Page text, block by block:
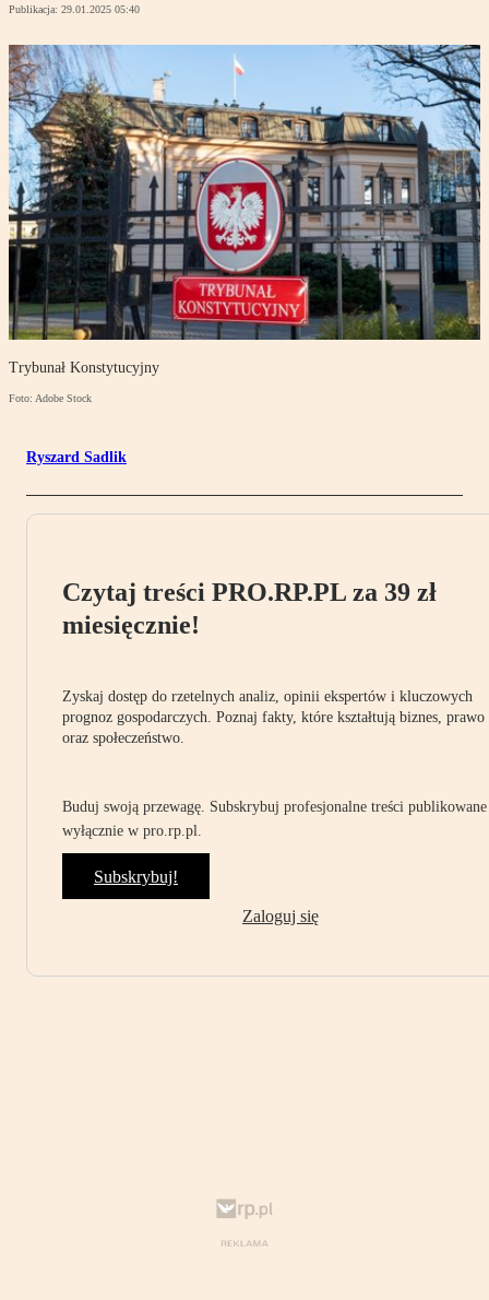
Publikacja: 29.01.2025 05:40
Trybunał Konstytucyjny
Foto: Adobe Stock
Ryszard Sadlik
Czytaj treści PRO.RP.PL za 39 zł
miesięcznie!
Zyskaj dostęp do rzetelnych analiz, opinii ekspertów i kluczowych
prognoz gospodarczych. Poznaj fakty, które kształtują biznes, prawo
oraz społeczeństwo.
Buduj swoją przewagę. Subskrybuj profesjonalne treści publikowane
wyłącznie w pro.rp.pl.
Subskrybuj!
Zaloguj się